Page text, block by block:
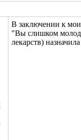
В заключении к
"Вы слишком
лекарств)